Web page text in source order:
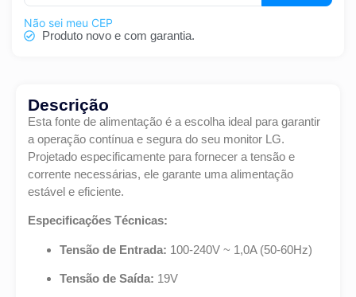
Não sei meu CEP
Produto novo e com garantia.
Descrição
Esta fonte de alimentação é a escolha ideal para garantir
a operação contínua e segura do seu monitor LG.
Projetado especificamente para fornecer a tensão e
corrente necessárias, ele garante uma alimentação
estável e eficiente.
Especificações Técnicas:
Tensão de Entrada: 100-240V ~ 1,0A (50-60Hz)
Tensão de Saída: 19V